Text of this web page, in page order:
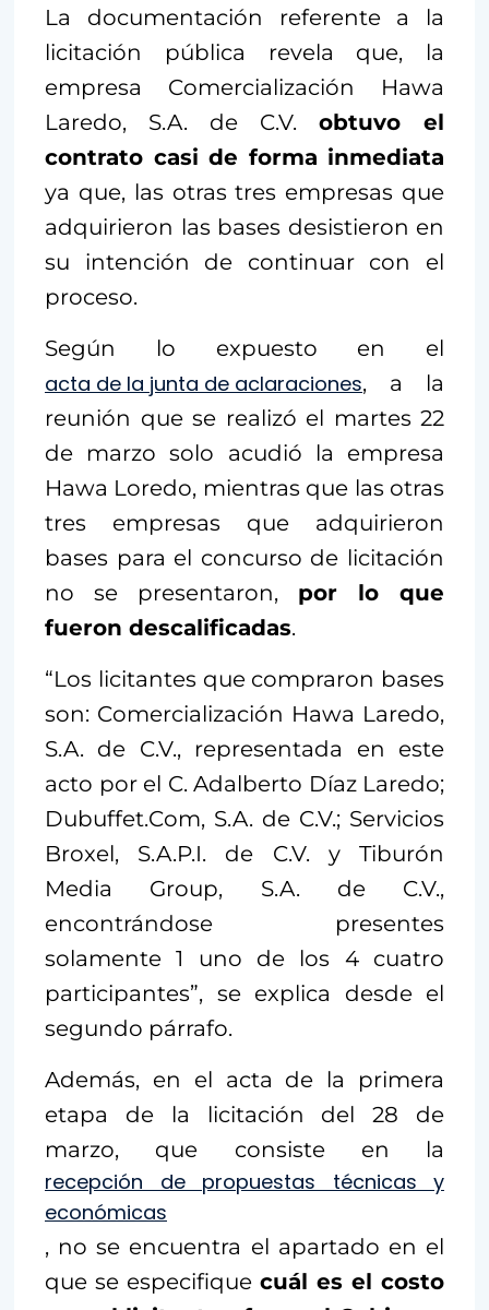
La documentación referente a la
licitación pública revela que, la
empresa Comercialización Hawa
Laredo, S.A. de C.V. obtuvo el
contrato casi de forma inmediata
ya que, las otras tres empresas que
adquirieron las bases desistieron en
su intención de continuar con el
proceso.
Según lo expuesto en el
acta de la junta de aclaraciones, a la
reunión que se realizó el martes 22
de marzo solo acudió la empresa
Hawa Loredo, mientras que las otras
tres empresas que adquirieron
bases para el concurso de licitación
no se presentaron, por lo que
fueron descalificadas.
“Los licitantes que compraron bases
son: Comercialización Hawa Laredo,
S.A. de C.V., representada en este
acto por el C. Adalberto Díaz Laredo;
Dubuffet.Com, S.A. de C.V.; Servicios
Broxel, S.A.P.I. de C.V. y Tiburón
Media Group, S.A. de C.V.,
encontrándose presentes
solamente 1 uno de los 4 cuatro
participantes”, se explica desde el
segundo párrafo.
Además, en el acta de la primera
etapa de la licitación del 28 de
marzo, que consiste en la
recepción de propuestas técnicas y
económicas
, no se encuentra el apartado en el
que se especifique cuál es el costo